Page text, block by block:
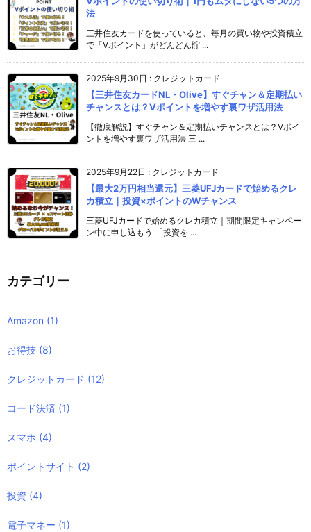
法
三井住友カードを使っていると、毎月の買い物や投資積立
で「Vポイント」がどんどん貯 ...
2025年9月30日 : クレジットカード
【三井住友カードNL・Olive】すぐチャン＆定期払い
チャンスとは？Vポイントを増やす裏ワザ活用法
【徹底解説】すぐチャン＆定期払いチャンスとは？Vポイ
ントを増やす裏ワザ活用法 三 ...
2025年9月22日 : クレジットカード
【最大2万円相当還元】三菱UFJカードで始めるクレ
カ積立｜投資×ポイントのWチャンス
三菱UFJカードで始めるクレカ積立｜期間限定キャンペー
ン中に申し込もう 「投資を ...
カテゴリー
Amazon (1)
お得技 (8)
クレジットカード (12)
コード決済 (1)
スマホ (4)
ポイントサイト (2)
投資 (4)
電子マネー (1)